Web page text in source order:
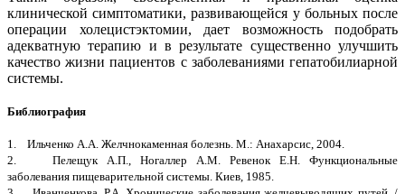
клинической симптоматики, развивающейся у больных после
операции холецистэктомии, дает возможность подобрать
адекватную терапию и в результате существенно улучшить
качество жизни пациентов с заболеваниями гепатобилиарной
системы.
Библиография
1. Ильченко А.А. Желчнокаменная болезнь. М.: Анахарсис, 2004.
2. Пелещук А.П., Ногаллер А.М. Ревенок Е.Н. Функциональные
заболевания пищеварительной системы. Киев, 1985.